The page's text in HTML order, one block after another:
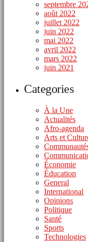
septembre
août 2022
juillet 2022
juin 2022
mai 2022
avril 2022
mars 2022
juin 2021
Categories
À la Une
Actualités
Afro-agenda
Arts et
Économie
Éducation
General
International
Opinions
Politique
Santé
Sports
Technologies